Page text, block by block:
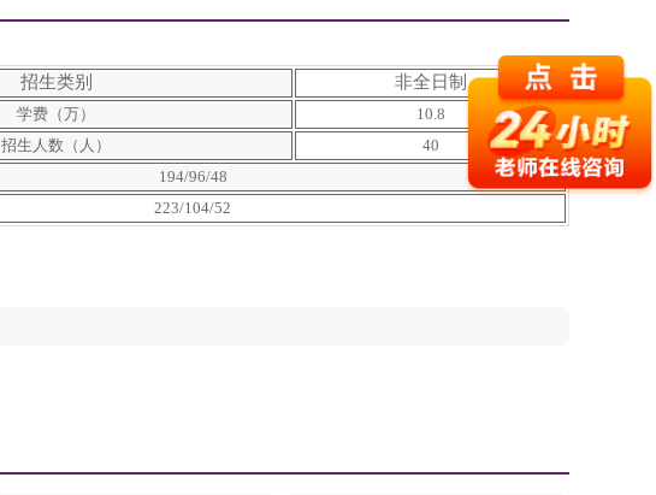
招生类别 非全日制
学费（万）
10.8
招生人数（人） 40
194/96/48
223/104/52